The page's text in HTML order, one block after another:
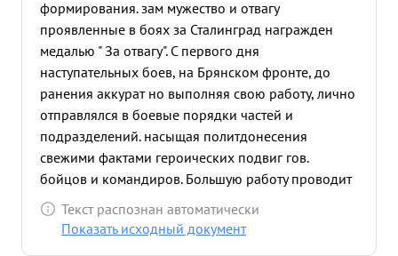
формирования. зам мужество и отвагу
проявленные в боях за Сталинград награжден
медалью " За отвагу". С первого дня
наступательных боев, на Брянском фронте, до
ранения аккурат но выполняя свою работу, лично
отправлялся в боевые порядки частей и
подразделений. насыщая политдонесения
свежими фактами героических подвиг гов.
бойцов и командиров. Большую работу проводит
по обобщению опыта работы политорганов в
наступательных боях дивизии. 21 июля, находясь
Текст распознан автоматически
Показать исходный документ